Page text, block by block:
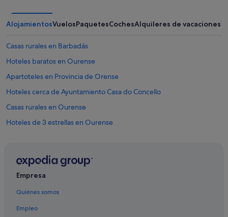
AlojamientosVuelosPaquetesCochesAlquileres de vacaciones
Casas rurales en Barbadás
Hoteles baratos en Ourense
Apartoteles en Provincia de Orense
Hoteles cerca de Ayuntamiento Casa do Concello
Casas rurales en Ourense
Hoteles de 3 estrellas en Ourense
Casas rurales en O Pereiro de Aguiar
Hoteles de lujo en Ourense
Empresa
Quiénes somos
Empleo